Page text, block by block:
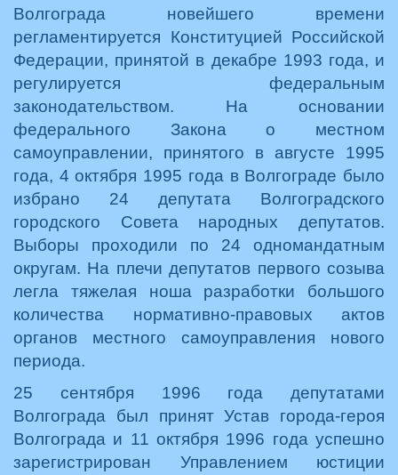
Волгограда новейшего времени
регламентируется Конституцией Российской
Федерации, принятой в декабре 1993 года, и
регулируется федеральным
законодательством. На основании
федерального Закона о местном
самоуправлении, принятого в августе 1995
года, 4 октября 1995 года в Волгограде было
избрано 24 депутата Волгоградского
городского Совета народных депутатов.
Выборы проходили по 24 одномандатным
округам. На плечи депутатов первого созыва
легла тяжелая ноша разработки большого
количества нормативно-правовых актов
органов местного самоуправления нового
периода.
25 сентября 1996 года депутатами
Волгограда был принят Устав города-героя
Волгограда и 11 октября 1996 года успешно
зарегистрирован Управлением юстиции